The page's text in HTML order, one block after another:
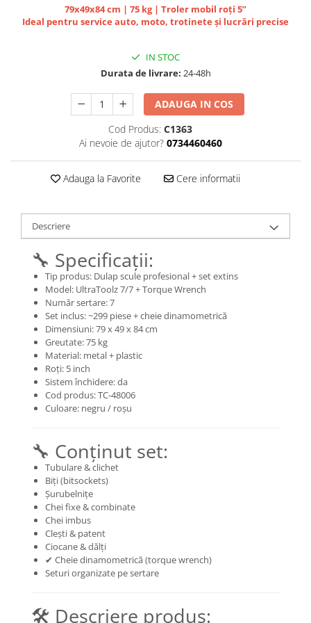
Valve & extensii
Display-uri / ecrane
Lumini / iluminare
Încărcătoare
Prize de încărcare
Cabluri pentru baterii
Componente baterii
Localizatoare GPS
Mecanică
Furci / mânere principale &
secundare
Pliere, pasadores & tije
Crickuri / suporturi parcare
Suspensii & amortizoare
Claxoane / sonerii (timbres)
Frâne
Discuri de frana
Plăcuțe de frână
Etrieri
Cabluri de frână
Manete de frână
Conectori
79x49x84 cm | 75 kg | Troler mobil roți 5”
Ideal pentru service auto, moto, trotinete și lucrări precise
IN STOC
Durata de livrare: 24-48h
ADAUGA IN COS
Cod Produs: C1363
Ai nevoie de ajutor? 0734460460
Adauga la Favorite Cere informatii
Descriere
🔧 Specificații:
Tip produs: Dulap scule profesional + set extins
Model: UltraToolz 7/7 + Torque Wrench
Număr sertare: 7
Set inclus: ~299 piese + cheie dinamometrică
Dimensiuni: 79 x 49 x 84 cm
Greutate: 75 kg
Material: metal + plastic
Roți: 5 inch
Sistem închidere: da
Cod produs: TC-48006
Culoare: negru / roșu
🔧 Conținut set:
Tubulare & clichet
Biți (bitsockets)
Șurubelnițe
Chei fixe & combinate
Chei imbus
Clești & patent
Ciocane & dălți
✔ Cheie dinamometrică (torque wrench)
Seturi organizate pe sertare
🛠️ Descriere produs: